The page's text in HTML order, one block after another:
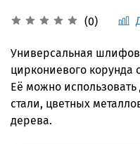
(0)
Универсальная
циркониевого корунда
Её можно
стали, цветных
дерева.